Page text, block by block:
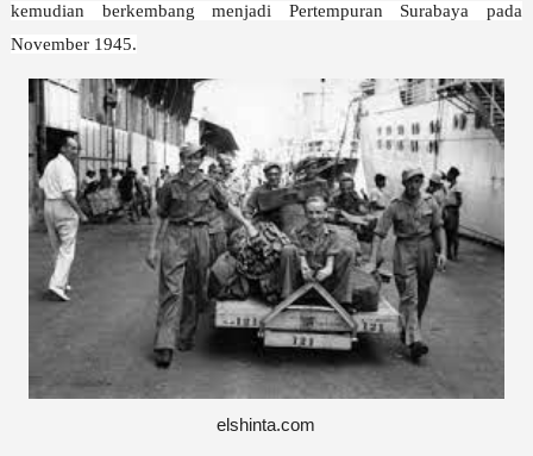
kemudian berkembang menjadi Pertempuran Surabaya pada
November 1945.
elshinta.com